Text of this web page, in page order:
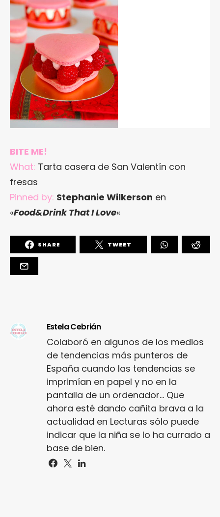
BITE ME!
What: Tarta casera de San Valentín con
fresas
Pinned by: Stephanie Wilkerson en
«Food&Drink That I Love«
SHARE TWEET
Estela Cebrián
Colaboró en algunos de los medios
de tendencias más punteros de
España cuando las tendencias se
imprimían en papel y no en la
pantalla de un ordenador... Que
ahora esté dando cañita brava a la
actualidad en Lecturas sólo puede
indicar que la niña se lo ha currado a
base de bien.